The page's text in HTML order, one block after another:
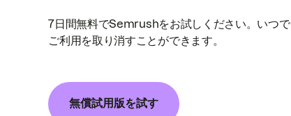
7日間無料でSemrushをお試しください。いつ
ご利用を取り消すことができます。
無償試用版を試す